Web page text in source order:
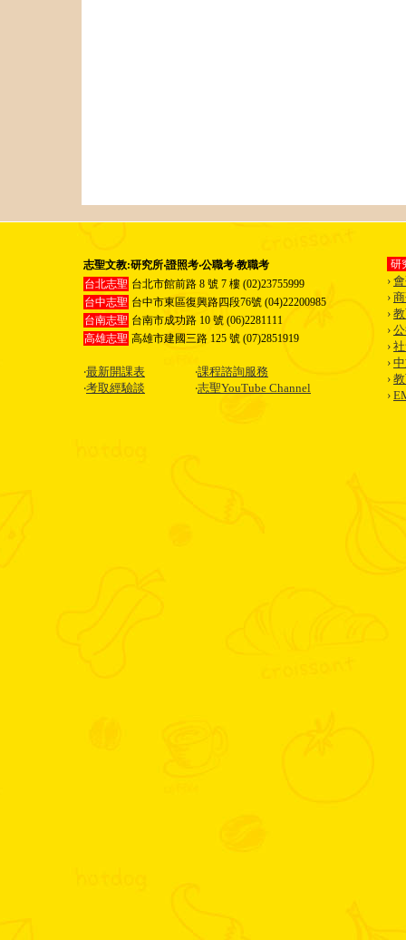
志聖文教:研究所‧證照考‧公職考‧教職考
台北志聖 台北市館前路 8 號 7 樓 (02)23755999
台中志聖 台中市東區復興路四段76號 (04)22200985
台南志聖 台南市成功路 10 號 (06)2281111
高雄志聖 高雄市建國三路 125 號 (07)2851919
‧最新開課表
‧考取經驗談
‧課程諮詢服務
‧志聖YouTube Channel
研
›
›
›
›
›
›
›
›